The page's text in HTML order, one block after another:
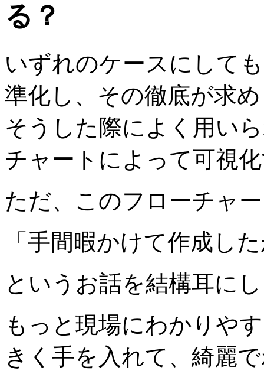
る？
いずれのケースにして
準化し、その徹底が求
そうした際によく用い
チャートによって可視
ただ、このフローチャ
「手間暇かけて作成し
というお話を結構耳に
もっと現場にわかりや
きく手を入れて、綺麗